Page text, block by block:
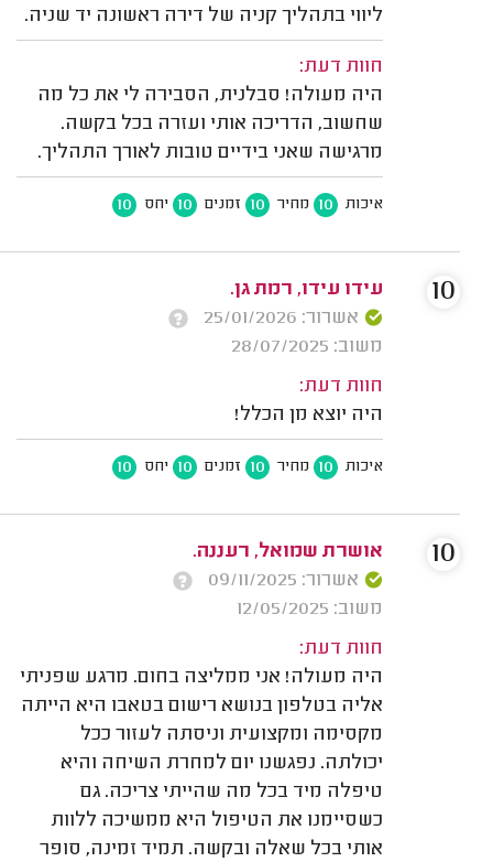
ליווי בתהליך קניה של דירה ראשונה יד שניה.
חוות דעת:
היה מעולה! סבלנית, הסבירה לי את כל מה
שחשוב, הדריכה אותי ועזרה בכל בקשה.
מרגישה שאני בידיים טובות לאורך התהליך.
איכות 10 מחיר 10 זמנים 10 יחס 10
עידו עידו, רמת גן.
אשרור: 25/01/2026
משוב: 28/07/2025
חוות דעת:
היה יוצא מן הכלל!
איכות 10 מחיר 10 זמנים 10 יחס 10
10
אושרת שמואל, רעננה.
אשרור: 09/11/2025
משוב: 12/05/2025
חוות דעת:
היה מעולה! אני ממליצה בחום. מרגע שפניתי
אליה בטלפון בנושא רישום בטאבו היא הייתה
מקסימה ומקצועית וניסתה לעזור ככל
יכולתה. נפגשנו יום למחרת השיחה והיא
טיפלה מיד בכל מה שהייתי צריכה. גם
כשסיימנו את הטיפול היא ממשיכה ללוות
אותי בכל שאלה ובקשה. תמיד זמינה, סופר
10